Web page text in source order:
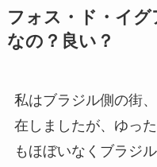
フォス・ド・イグ
なの？良い？
私はブラジル側の街
在しましたが、ゆっ
もほぼいなくブラジ